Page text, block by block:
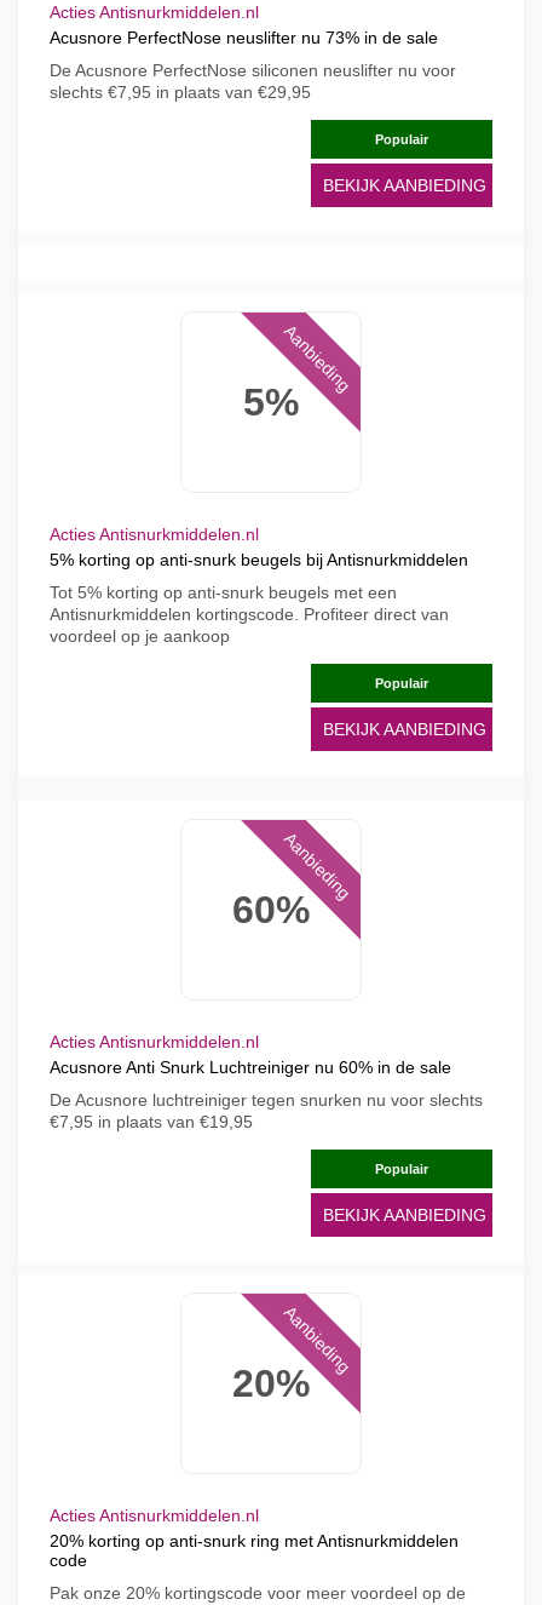
Acties Antisnurkmiddelen.nl
Acusnore PerfectNose neuslifter nu 73% in de sale
De Acusnore PerfectNose siliconen neuslifter nu voor
slechts €7,95 in plaats van €29,95
Populair
BEKIJK AANBIEDING
5%
Aanbieding
Acties Antisnurkmiddelen.nl
5% korting op anti-snurk beugels bij Antisnurkmiddelen
Tot 5% korting op anti-snurk beugels met een
Antisnurkmiddelen kortingscode. Profiteer direct van
voordeel op je aankoop
Populair
BEKIJK AANBIEDING
60%
Aanbieding
Acties Antisnurkmiddelen.nl
Acusnore Anti Snurk Luchtreiniger nu 60% in de sale
De Acusnore luchtreiniger tegen snurken nu voor slechts
€7,95 in plaats van €19,95
Populair
BEKIJK AANBIEDING
20%
Aanbieding
Acties Antisnurkmiddelen.nl
20% korting op anti-snurk ring met Antisnurkmiddelen
code
Pak onze 20% kortingscode voor meer voordeel op de